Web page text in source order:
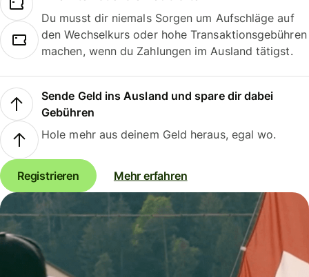
Du musst dir niemals Sorgen um Aufschläge auf
den Wechselkurs oder hohe Transaktionsgebühren
machen, wenn du Zahlungen im Ausland tätigst.
Sende Geld ins Ausland und spare dir dabei
Gebühren
Hole mehr aus deinem Geld heraus, egal wo.
Registrieren Mehr erfahren